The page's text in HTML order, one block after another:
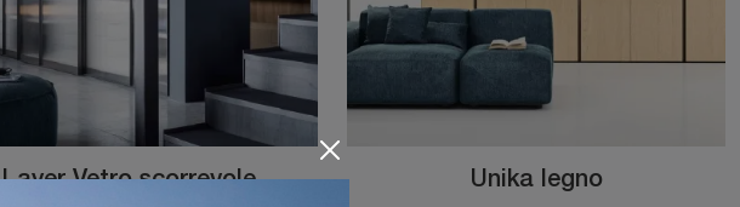
Layer Vetro scorrevole
Unika legno